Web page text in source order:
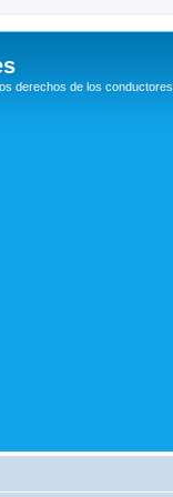
derechos de los